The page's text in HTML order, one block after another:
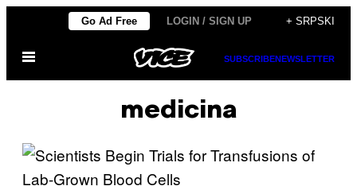
садржај
Go Ad Free LOGIN / SIGN UP + SRPSKI
Otvori
SUBSCRIBENEWSLETTER
medicina